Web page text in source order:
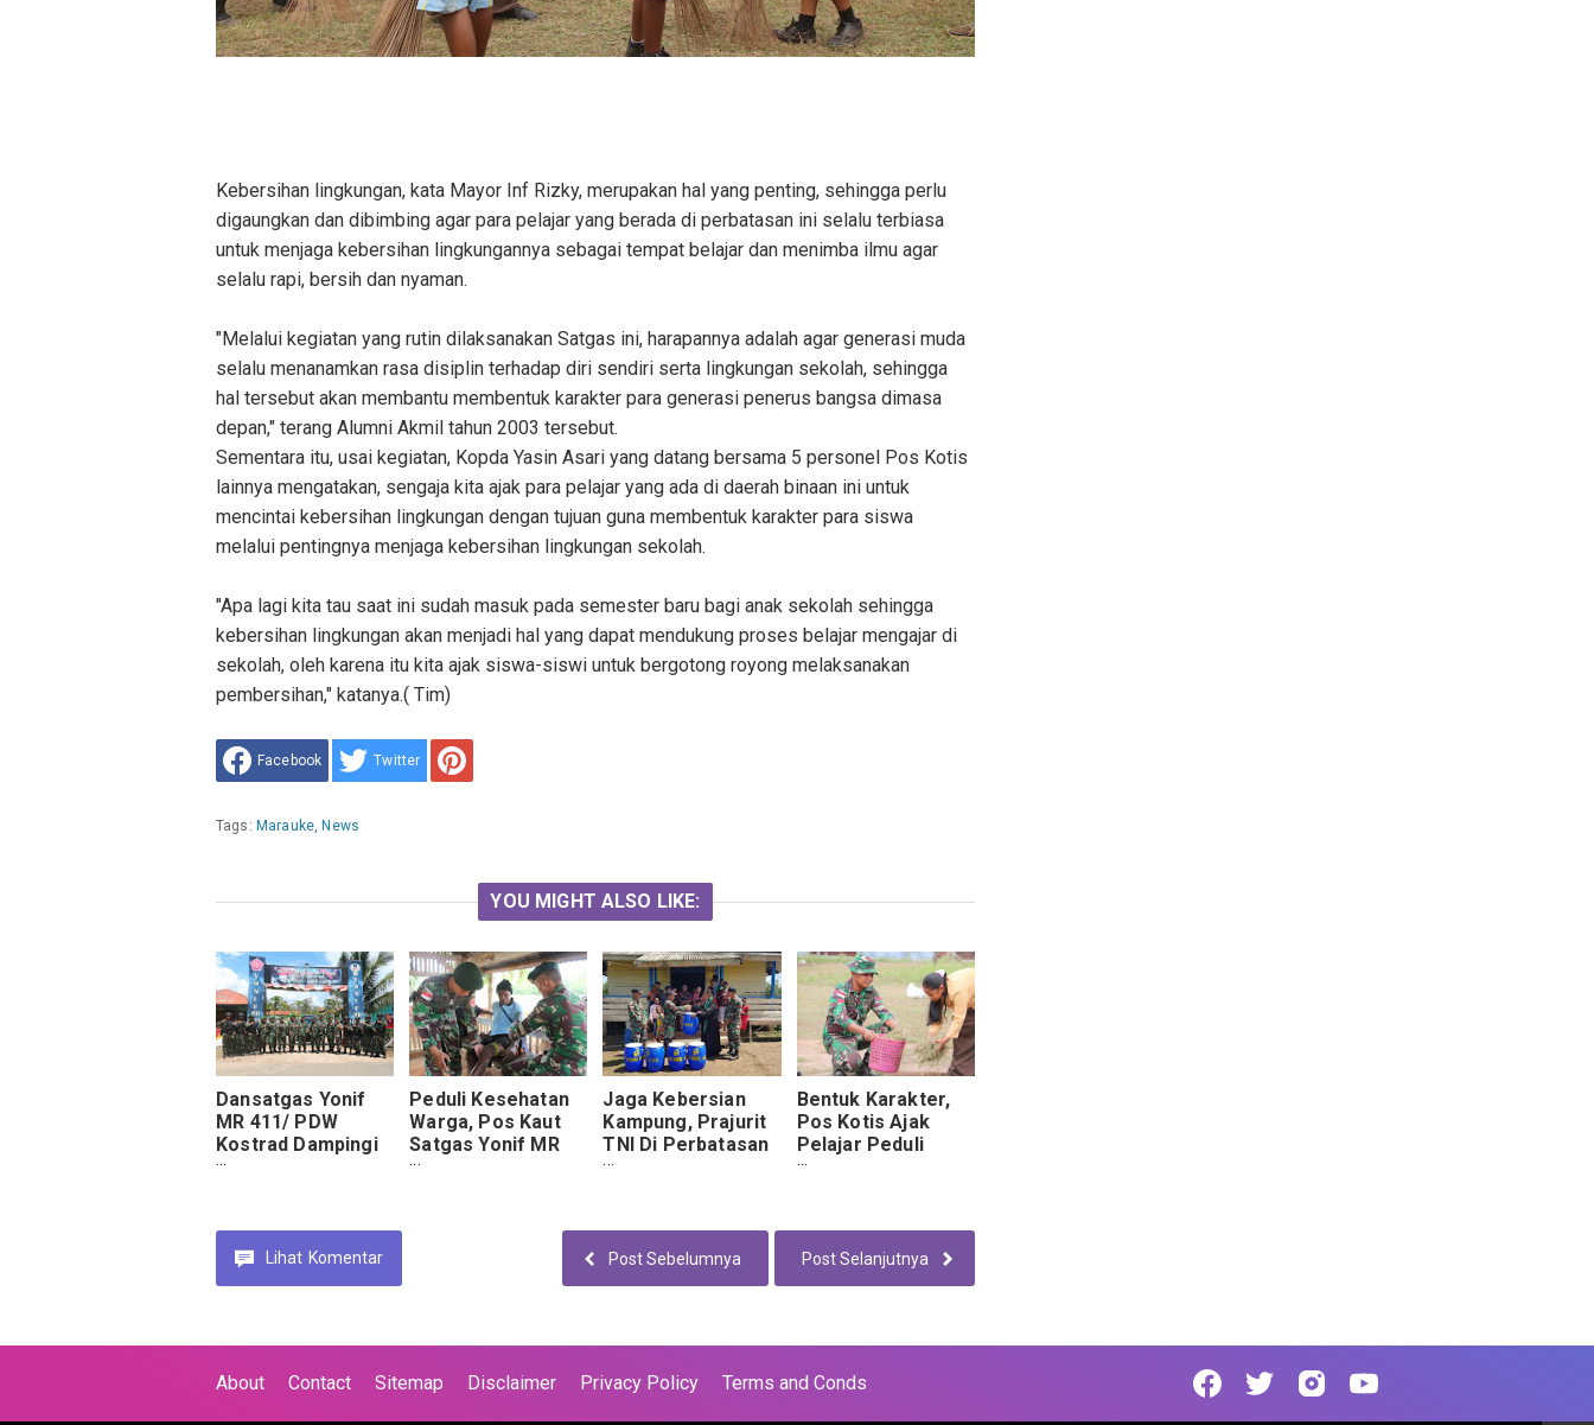
Kebersihan lingkungan, kata Mayor Inf Rizky, merupakan hal yang penting, sehingga perlu
digaungkan dan dibimbing agar para pelajar yang berada di perbatasan ini selalu terbiasa
untuk menjaga kebersihan lingkungannya sebagai tempat belajar dan menimba ilmu agar
selalu rapi, bersih dan nyaman.
"Melalui kegiatan yang rutin dilaksanakan Satgas ini, harapannya adalah agar generasi muda
selalu menanamkan rasa disiplin terhadap diri sendiri serta lingkungan sekolah, sehingga
hal tersebut akan membantu membentuk karakter para generasi penerus bangsa dimasa
depan," terang Alumni Akmil tahun 2003 tersebut.
Sementara itu, usai kegiatan, Kopda Yasin Asari yang datang bersama 5 personel Pos Kotis
lainnya mengatakan, sengaja kita ajak para pelajar yang ada di daerah binaan ini untuk
mencintai kebersihan lingkungan dengan tujuan guna membentuk karakter para siswa
melalui pentingnya menjaga kebersihan lingkungan sekolah.
"Apa lagi kita tau saat ini sudah masuk pada semester baru bagi anak sekolah sehingga
kebersihan lingkungan akan menjadi hal yang dapat mendukung proses belajar mengajar di
sekolah, oleh karena itu kita ajak siswa-siswi untuk bergotong royong melaksanakan
pembersihan," katanya.( Tim)
Facebook Twitter
Tags: Marauke, News
YOU MIGHT ALSO LIKE:
Dansatgas Yonif
MR 411/ PDW
Kostrad Dampingi
Danbrigif 7/RR
Perbatasan RI-
PNG.
Peduli Kesehatan
Warga, Pos Kaut
Satgas Yonif MR
411 Kostrad
Jaga Kebersian
Kampung, Prajurit
TNI Di Perbatasan
Bagikan Tempat
Bentuk Karakter,
Pos Kotis Ajak
Pelajar Peduli
Kebersihan
Lihat Komentar Post Selanjutnya
Post Sebelumnya
About Contact Sitemap Disclaimer Privacy Policy Terms and Conds